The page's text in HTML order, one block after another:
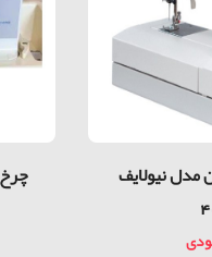
مدل نیولایف